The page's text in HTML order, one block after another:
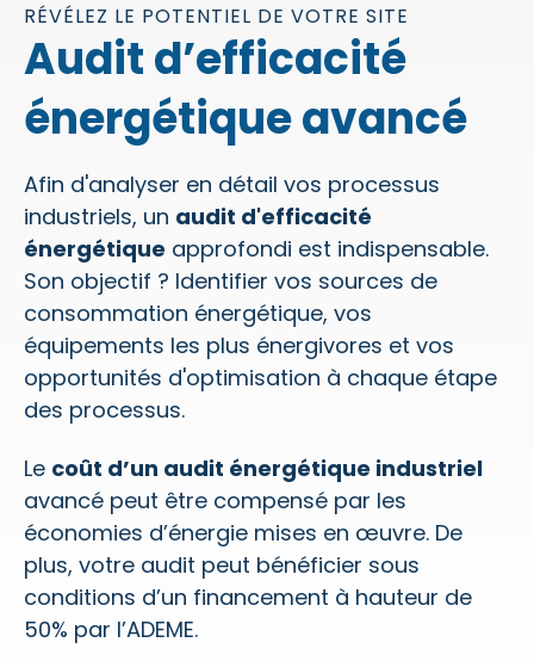
RÉVÉLEZ LE POTENTIEL DE VOTRE SITE
Audit d’efficacité
énergétique avancé
Afin d'analyser en détail vos processus
industriels, un audit d'efficacité
énergétique approfondi est indispensable.
Son objectif ? Identifier vos sources de
consommation énergétique, vos
équipements les plus énergivores et vos
opportunités d'optimisation à chaque étape
des processus.
Le coût d’un audit énergétique industriel
avancé peut être compensé par les
économies d’énergie mises en œuvre. De
plus, votre audit peut bénéficier sous
conditions d’un financement à hauteur de
50% par l’ADEME.